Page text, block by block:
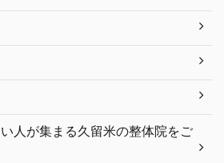
人が集まる久留米の整体院をご